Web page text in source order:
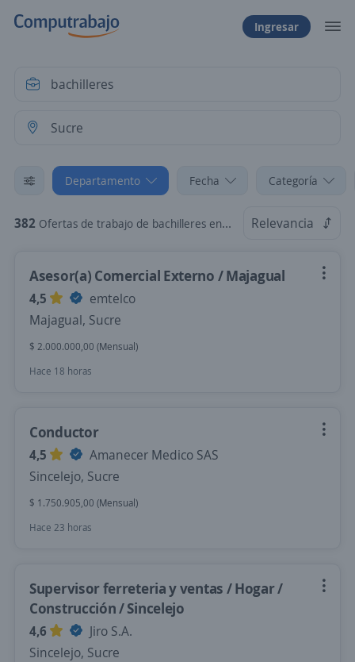
Ingresar
Departamento Fecha Categoría
382 Ofertas de trabajo de bachilleres en Sucre Relevancia
Asesor(a) Comercial Externo / Majagual
4,5
emtelco
Majagual, Sucre
$ 2.000.000,00 (Mensual)
Hace 18 horas
Conductor
4,5
Amanecer Medico SAS
Sincelejo, Sucre
$ 1.750.905,00 (Mensual)
Hace 23 horas
Supervisor ferreteria y ventas / Hogar /
Construcción / Sincelejo
4,6
Jiro S.A.
Sincelejo, Sucre